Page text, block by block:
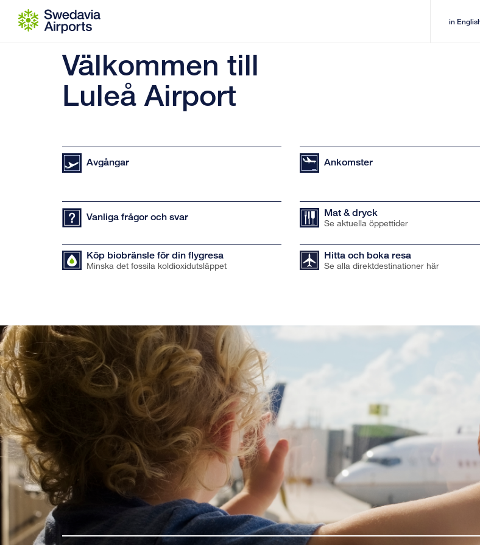
Gå till innehåll
in
Välkommen till
Luleå Airport
Avgångar Ankomster
Vanliga frågor och svar Mat & dryck
Se aktuella öppettider
Köp biobränsle för din flygresa
Minska det fossila koldioxidutsläppet
Hitta och boka resa
Se alla direktdestinationer här